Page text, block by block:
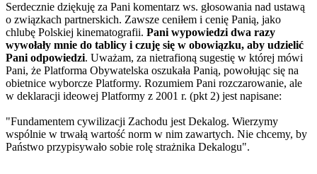
Serdecznie dziękuję za Pani komentarz ws. głosowania nad ustawą
o związkach partnerskich. Zawsze ceniłem i cenię Panią, jako
chlubę Polskiej kinematografii. Pani wypowiedzi dwa razy
wywołały mnie do tablicy i czuję się w obowiązku, aby udzielić
Pani odpowiedzi. Uważam, za nietrafioną sugestię w której mówi
Pani, że Platforma Obywatelska oszukała Panią, powołując się na
obietnice wyborcze Platformy. Rozumiem Pani rozczarowanie, ale
w deklaracji ideowej Platformy z 2001 r. (pkt 2) jest napisane:
"Fundamentem cywilizacji Zachodu jest Dekalog. Wierzymy
wspólnie w trwałą wartość norm w nim zawartych. Nie chcemy, by
Państwo przypisywało sobie rolę strażnika Dekalogu".